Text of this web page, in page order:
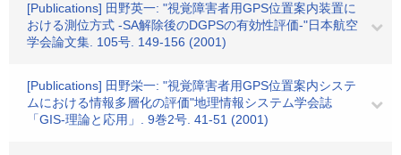
[Publications] 田野英一: "視覚障害者用GPS位置案内装置に
おける測位方式 -SA解除後のDGPSの有効性評価-"日本航空
学会論文集. 105号. 149-156 (2001)
[Publications] 田野栄一: "視覚障害者用GPS位置案内システ
ムにおける情報多層化の評価"地理情報システム学会誌
「GIS-理論と応用」. 9巻2号. 41-51 (2001)